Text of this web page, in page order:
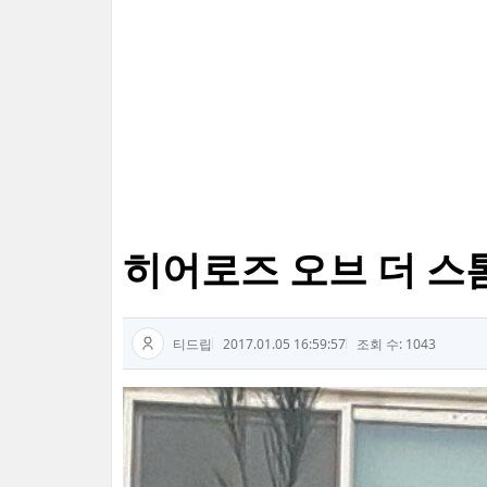
히어로즈 오브 더 스
티드립 2017.01.05 16:59:57 조회 수: 1043